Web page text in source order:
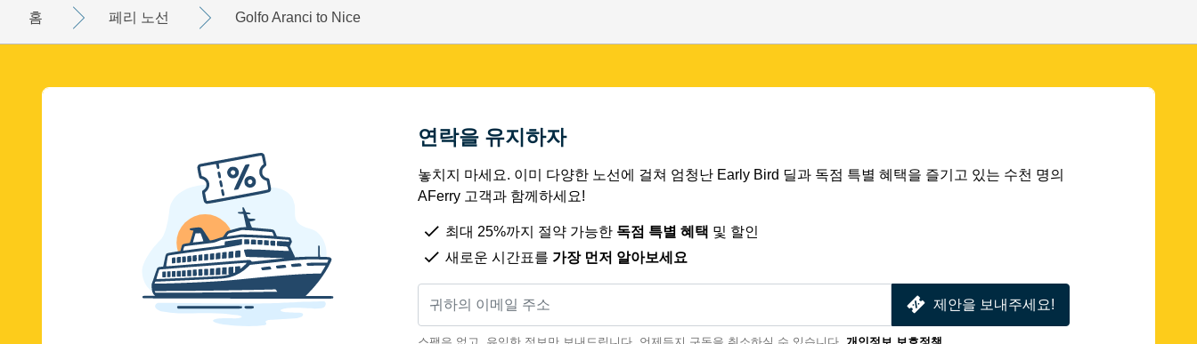
홈 페리 노선 Golfo Aranci to Nice
연락을 유지하자
놓치지 마세요. 이미 다양한 노선에 걸쳐 엄청난 Early Bird 딜과 독점 특별 혜택을 즐기고 있는 수천 명의
AFerry 고객과 함께하세요!
최대 25%까지 절약 가능한 독점 특별 혜택 및 할인
새로운 시간표를 가장 먼저 알아보세요
제안을 보내주세요!